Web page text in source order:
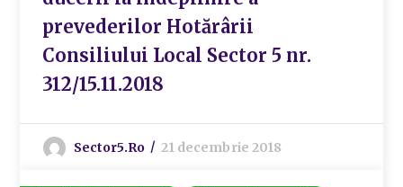
prevederilor Hotărârii
Consiliului Local Sector 5 nr.
312/15.11.2018
Sector5.ro 21 decembrie 2018